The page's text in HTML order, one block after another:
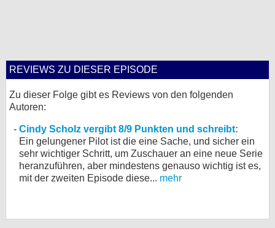
REVIEWS ZU DIESER EPISODE
Zu dieser Folge gibt es Reviews von den folgenden
Autoren:
Cindy Scholz vergibt 8/9 Punkten und schreibt:
Ein gelungener Pilot ist die eine Sache, und sicher ein
sehr wichtiger Schritt, um Zuschauer an eine neue Serie
heranzuführen, aber mindestens genauso wichtig ist es,
mit der zweiten Episode diese... mehr